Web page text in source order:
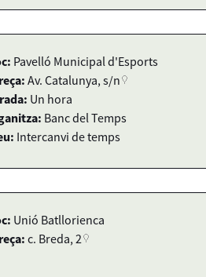
Pavelló Municipal d'Esports
Av. Catalunya, s/n
Un hora
Banc del Temps
Intercanvi de temps
Unió Batllorienca
c. Breda, 2